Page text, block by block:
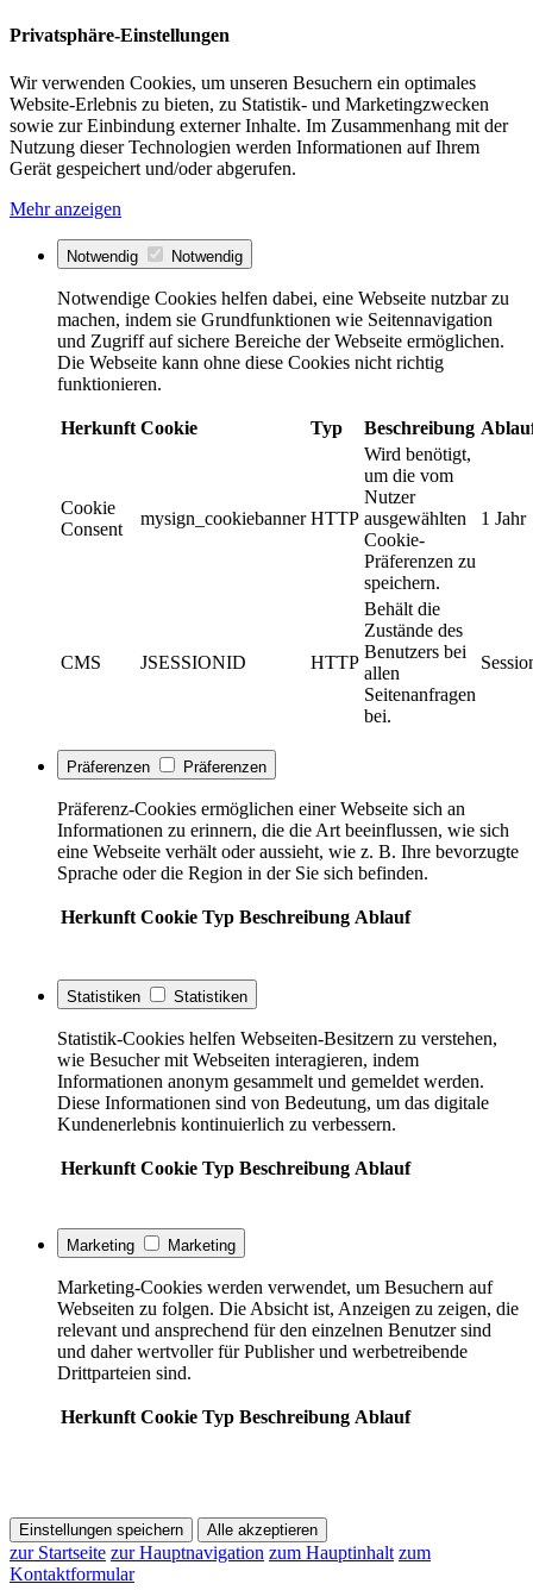
Privatsphäre-Einstellungen
Wir verwenden Cookies, um unseren Besuchern ein optimales
Website-Erlebnis zu bieten, zu Statistik- und Marketingzwecken
sowie zur Einbindung externer Inhalte. Im Zusammenhang mit der
Nutzung dieser Technologien werden Informationen auf Ihrem
Gerät gespeichert und/oder abgerufen.
Mehr anzeigen
Notwendig Notwendig
Notwendige Cookies helfen dabei, eine Webseite nutzbar zu
machen, indem sie Grundfunktionen wie Seitennavigation
und Zugriff auf sichere Bereiche der Webseite ermöglichen.
Die Webseite kann ohne diese Cookies nicht richtig
funktionieren.
Herkunft Cookie Typ Beschreibung
Cookie
Consent
mysign_cookiebanner HTTP
Wird benötigt,
um die vom
Nutzer
ausgewählten
Cookie-
Präferenzen zu
speichern.
1 Jahr
CMS JSESSIONID HTTP
Behält die
Zustände des
Benutzers bei
allen
Seitenanfragen
bei.
Präferenzen Präferenzen
Präferenz-Cookies ermöglichen einer Webseite sich an
Informationen zu erinnern, die die Art beeinflussen, wie sich
eine Webseite verhält oder aussieht, wie z. B. Ihre bevorzugte
Sprache oder die Region in der Sie sich befinden.
Herkunft Cookie Typ Beschreibung Ablauf
Statistiken Statistiken
Statistik-Cookies helfen Webseiten-Besitzern zu verstehen,
wie Besucher mit Webseiten interagieren, indem
Informationen anonym gesammelt und gemeldet werden.
Diese Informationen sind von Bedeutung, um das digitale
Kundenerlebnis kontinuierlich zu verbessern.
Herkunft Cookie Typ Beschreibung Ablauf
Marketing Marketing
Marketing-Cookies werden verwendet, um Besuchern auf
Webseiten zu folgen. Die Absicht ist, Anzeigen zu zeigen, die
relevant und ansprechend für den einzelnen Benutzer sind
und daher wertvoller für Publisher und werbetreibende
Drittparteien sind.
Herkunft Cookie Typ Beschreibung Ablauf
Einstellungen speichern Alle akzeptieren
zur Startseite zur Hauptnavigation zum Hauptinhalt zum
Kontaktformular